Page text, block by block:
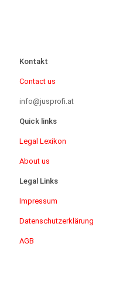
Kontakt
Contact us
info@jusprofi.at
Quick links
Legal Lexikon
About us
Legal Links
Impressum
Datenschutzerklärung
AGB